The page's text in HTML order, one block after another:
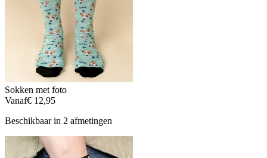
Sokken met foto
Vanaf€ 12,95
Beschikbaar in 2 afmetingen